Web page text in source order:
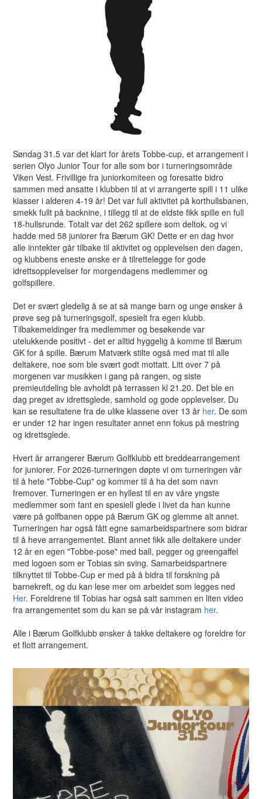
Søndag 31.5 var det klart for årets Tobbe-cup, et arrangement i
serien Olyo Junior Tour for alle som bor i turneringsområde
Viken Vest. Frivillige fra juniorkomiteen og foresatte bidro
sammen med ansatte i klubben til at vi arrangerte spill i 11 ulike
klasser i alderen 4-19 år! Det var full aktivitet på korthullsbanen,
smekk fullt på backnine, i tillegg til at de eldste fikk spille en full
18-hullsrunde. Totalt var det 262 spillere som deltok, og vi
hadde med 58 juniorer fra Bærum GK! Dette er en dag hvor
alle inntekter går tilbake til aktivitet og opplevelsen den dagen,
og klubbens eneste ønske er å tilrettelegge for gode
idrettsopplevelser for morgendagens medlemmer og
golfspillere.
Det er svært gledelig å se at så mange barn og unge ønsker å
prøve seg på turneringsgolf, spesielt fra egen klubb.
Tilbakemeldinger fra medlemmer og besøkende var
utelukkende positivt - det er alltid hyggelig å komme til Bærum
GK for å spille. Bærum Matværk stilte også med mat til alle
deltakere, noe som ble svært godt mottatt. Litt over 7 på
morgenen var musikken i gang på rangen, og siste
premieutdeling ble avholdt på terrassen kl 21.20. Det ble en
dag preget av idrettsglede, samhold og gode opplevelser. Du
kan se resultatene fra de ulike klassene over 13 år her. De som
er under 12 har ingen resultater annet enn fokus på mestring
og idrettsglede.
Hvert år arrangerer Bærum Golfklubb ett breddearrangement
for juniorer. For 2026-turneringen døpte vi om turneringen vår
til å hete "Tobbe-Cup" og kommer til å ha det som navn
fremover. Turneringen er en hyllest til en av våre yngste
medlemmer som fant en spesiell glede i livet da han kunne
være på golfbanen oppe på Bærum GK og glemme alt annet.
Turneringen har også fått egne samarbeidspartnere som bidrar
til å heve arrangementet. Blant annet fikk alle deltakere under
12 år en egen "Tobbe-pose" med ball, pegger og greengaffel
med logoen som er Tobias sin sving. Samarbeidspartnere
tilknyttet til Tobbe-Cup er med på å bidra til forskning på
barnekreft, og du kan lese mer om arbeidet som legges ned
Her. Foreldrene til Tobias har også satt sammen en liten video
fra arrangementet som du kan se på vår instagram her.
Alle i Bærum Golfklubb ønsker å takke deltakere og foreldre for
et flott arrangement.